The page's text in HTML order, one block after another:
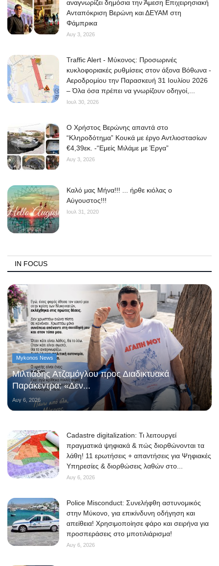
αναγνωρίζει δημόσια την Άμεση Επιχειρησιακή
Ανταπόκριση Βερώνη και ΔΕΥΑΜ στη
Φάμπρικα
Αυγ 3, 2026
Traffic Alert - Μύκονος: Προσωρινές
κυκλοφοριακές ρυθμίσεις στον άξονα Βόθωνα -
Αεροδρομίου την Παρασκευή 31 Ιουλίου 2026
– Όλα όσα πρέπει να γνωρίζουν οδηγοί,...
Ιουλ 30, 2026
O Χρήστος Βερώνης απαντά στο
“Κληροδότημα” Κουκά με έργο Αντλιοστασίων
€4,39εκ. -“Εμείς Μιλάμε με Έργα”
Αυγ 3, 2026
Kαλό μας Μήνα!!! ... ήρθε κιόλας ο
Αύγουστος!!!
Ιουλ 31, 2020
IN FOCUS
Mykonos News
Μιλτιάδης Ατζαμόγλου προς Διαδικτυακά
Παράκεντρα: «Δεν...
Αυγ 6, 2026
Cadastre digitalization: Τι λειτουργεί
πραγματικά ψηφιακά & πώς διορθώνονται τα
λάθη! 11 ερωτήσεις + απαντήσεις για Ψηφιακές
Υπηρεσίες & διορθώσεις λαθών στο...
Αυγ 6, 2026
Police Misconduct: Συνελήφθη αστυνομικός
στην Μύκονο, για επικίνδυνη οδήγηση και
απείθεια! Χρησιμοποίησε φάρο και σειρήνα για
προσπεράσεις στο μποτιλιάρισμα!
Αυγ 6, 2026